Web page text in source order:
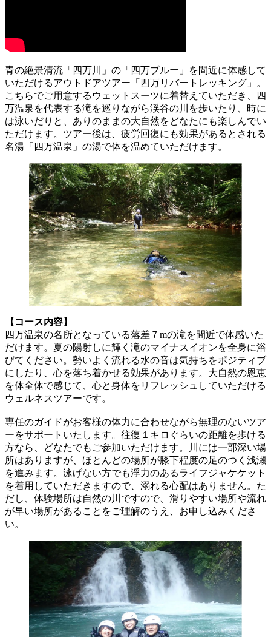
青の絶景清流「四万川」の「四万ブルー」を間近に体感して
いただけるアウトドアツアー「四万リバートレッキング」。
こちらでご用意するウェットスーツに着替えていただき、四
万温泉を代表する滝を巡りながら渓谷の川を歩いたり、時に
は泳いだりと、ありのままの大自然をどなたにも楽しんでい
ただけます。ツアー後は、疲労回復にも効果があるとされる
名湯「四万温泉」の湯で体を温めていただけます。
【コース内容】
四万温泉の名所となっている落差７mの滝を間近で体感いた
だけます。夏の陽射しに輝く滝のマイナスイオンを全身に浴
びてください。勢いよく流れる水の音は気持ちをポジティブ
にしたり、心を落ち着かせる効果があります。大自然の恩恵
を体全体で感じて、心と身体をリフレッシュしていただける
ウェルネスツアーです。
専任のガイドがお客様の体力に合わせながら無理のないツア
ーをサポートいたします。往復１キロぐらいの距離を歩ける
方なら、どなたでもご参加いただけます。川には一部深い場
所はありますが、ほとんどの場所が膝下程度の足のつく浅瀬
を進みます。泳げない方でも浮力のあるライフジャケケット
を着用していただきますので、溺れる心配はありません。た
だし、体験場所は自然の川ですので、滑りやすい場所や流れ
が早い場所があることをご理解のうえ、お申し込みくださ
い。